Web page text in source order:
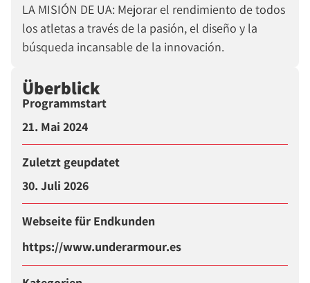
LA MISIÓN DE UA: Mejorar el rendimiento de todos
los atletas a través de la pasión, el diseño y la
búsqueda incansable de la innovación.
Überblick
Programmstart
21. Mai 2024
Zuletzt geupdatet
30. Juli 2026
Webseite für Endkunden
https://www.underarmour.es